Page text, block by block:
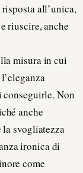
all’unica,
riuscire, anche
misura in cui
conseguirle. Non
anche
la svogliatezza
ironica di
come